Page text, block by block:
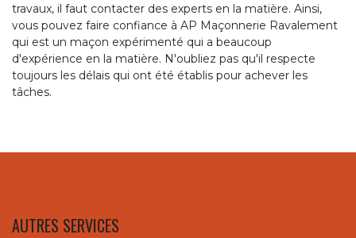
travaux, il faut contacter des experts en la matière. Ainsi,
vous pouvez faire confiance à AP Maçonnerie Ravalement
qui est un maçon expérimenté qui a beaucoup
d'expérience en la matière. N'oubliez pas qu'il respecte
toujours les délais qui ont été établis pour achever les
tâches.
AUTRES SERVICES